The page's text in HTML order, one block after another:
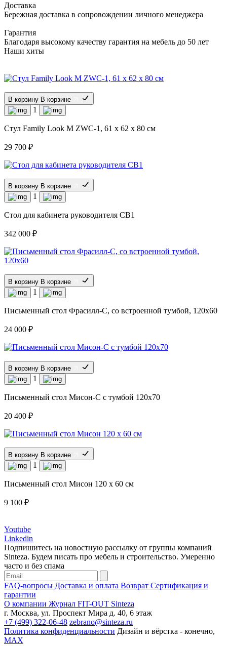
Доставка
Бережная доставка в сопровождении личного менеджера
Гарантия
Благодаря высокому качеству гарантия на мебель до 50 лет
Наши хиты
В корзину В корзине
1
Стул Family Look M ZWC-1, 61 x 62 x 80 см
29 700 ₽
В корзину В корзине
1
Cтол для кабинета руководителя CB1
342 000 ₽
В корзину В корзине
1
Письменный стол Фрасилл-С, со встроенной тумбой, 120х60
24 000 ₽
В корзину В корзине
1
Письменный стол Мисон-С с тумбой 120х70
20 400 ₽
В корзину В корзине
1
Письменный стол Мисон 120 х 60 см
9 100 ₽
Youtube
Linkedin
Подпишитесь на новостную рассылку от группы компаний
Sinteza. Будем писать про мебель и строительство. Умеренно
часто и без спама
FAQ-вопросы Доставка и оплата Возврат Сертификация и
гарантии
О компании Журнал FIT-OUT Sinteza
г. Москва, ул. Проспект Мира д. 40, 6 этаж
+7 (499) 322-06-48 zebrano@sinteza.ru
Политика конфиденциальности Дизайн и вёрстка - конечно,
МАХ